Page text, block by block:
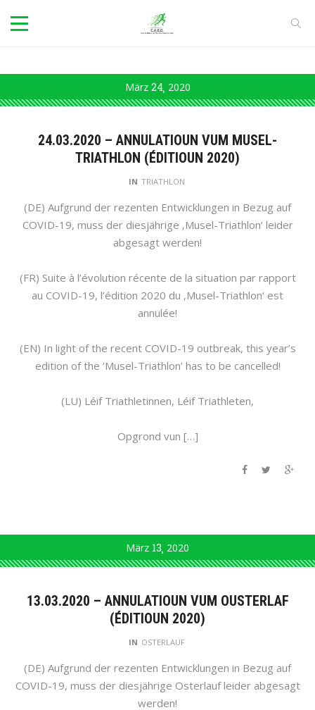
März 24 2020
24.03.2020 – ANNULATIOUN VUM MUSEL-
TRIATHLON (ÉDITIOUN 2020)
IN TRIATHLON
(DE) Aufgrund der rezenten Entwicklungen in Bezug auf
COVID-19, muss der diesjährige ‚Musel-Triathlon‘ leider
abgesagt werden!
(FR) Suite à l’évolution récente de la situation par rapport
au COVID-19, l’édition 2020 du ‚Musel-Triathlon‘ est
annulée!
(EN) In light of the recent COVID-19 outbreak, this year’s
edition of the ‘Musel-Triathlon’ has to be cancelled!
(LU) Léif Triathletinnen, Léif Triathleten,
Opgrond vun […]
März 13 2020
13.03.2020 – ANNULATIOUN VUM OUSTERLAF
(ÉDITIOUN 2020)
IN OSTERLAUF
(DE) Aufgrund der rezenten Entwicklungen in Bezug auf
COVID-19, muss der diesjährige Osterlauf leider abgesagt
werden!